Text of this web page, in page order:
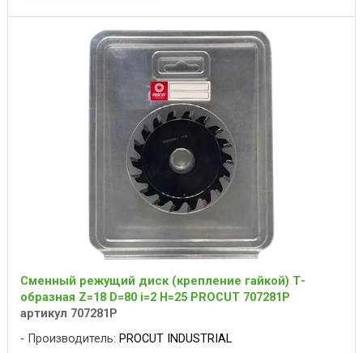
Сменный режущий диск (крепление гайкой) Т-
образная Z=18 D=80 i=2 H=25 PROCUT 707281P
артикул 707281P
Производитель: PROCUT INDUSTRIAL